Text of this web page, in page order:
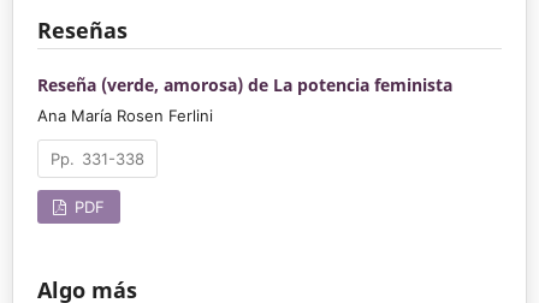
Reseñas
Reseña (verde, amorosa) de La potencia feminista
Ana María Rosen Ferlini
331-338
PDF
Algo más